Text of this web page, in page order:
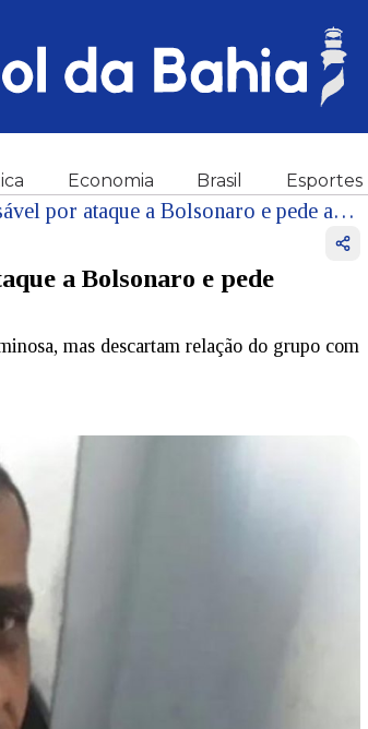
Economia Brasil Esportes
PF reitera que Adélio foi o único responsável por ataque a Bolsonaro e pede arquivamento de inquérito
a Bolsonaro e pede
mas descartam relação do grupo com